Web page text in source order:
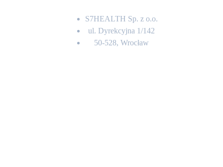
S7HEALTH Sp. z o.o.
ul. Dyrekcyjna 1/142
50-528, Wrocław